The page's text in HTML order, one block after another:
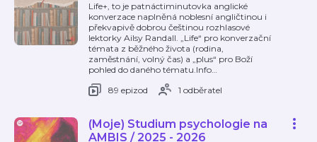
Life+, to je patnáctiminutovka anglické
konverzace naplněná noblesní angličtinou i
překvapivě dobrou češtinou rozhlasové
lektorky Ailsy Randall. „Life“ pro konverzační
témata z běžného života (rodina,
zaměstnání, volný čas) a „plus“ pro Boží
pohled do daného tématu.Info…
89 epizod
1 odběratel
(Moje) Studium psychologie na
AMBIS / 2025 - 2026